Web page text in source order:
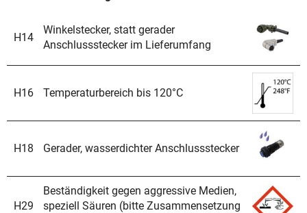
H14
Winkelstecker, statt gerader
Anschlussstecker im Lieferumfang
H16 Temperaturbereich bis 120°C
H18 Gerader, wasserdichter Anschlussstecker
H29
Beständigkeit gegen aggressive Medien,
speziell Säuren (bitte Zusammensetzung